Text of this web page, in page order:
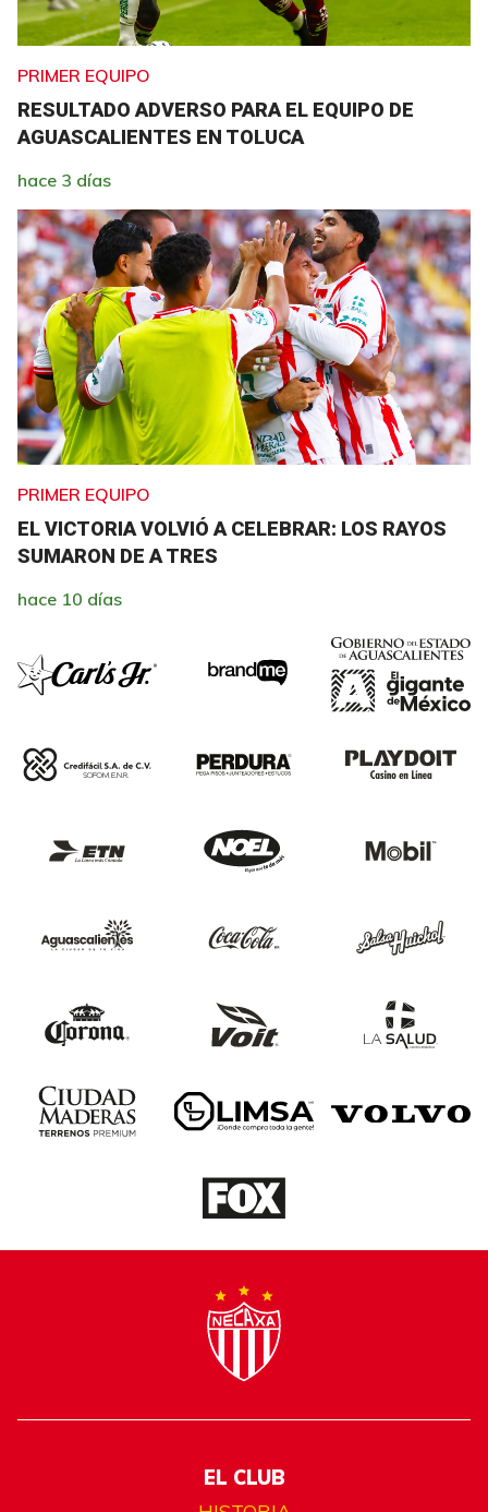
PRIMER EQUIPO
RESULTADO ADVERSO PARA EL EQUIPO DE
AGUASCALIENTES EN TOLUCA
hace 3 días
PRIMER EQUIPO
EL VICTORIA VOLVIÓ A CELEBRAR: LOS RAYOS
SUMARON DE A TRES
hace 10 días
EL CLUB